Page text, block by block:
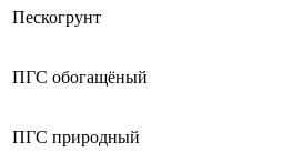
Пескогрунт
ПГС обогащёный
ПГС природный